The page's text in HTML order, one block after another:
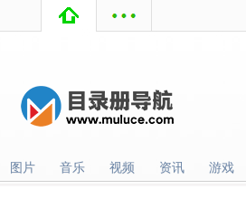
图片
图片 音乐
音乐 视频
视频 资讯
资讯 游戏
游戏